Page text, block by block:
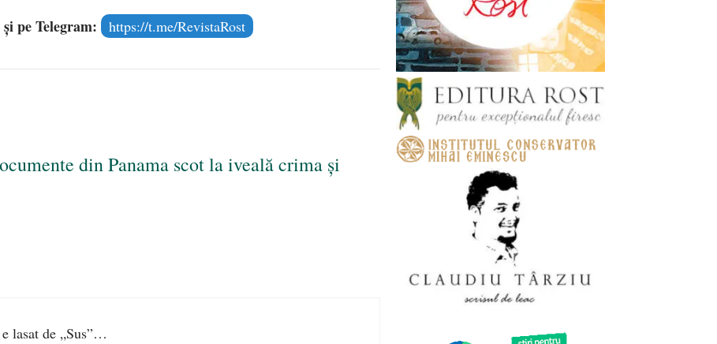
pe Telegram: https://t.me/RevistaRost
din Panama scot la iveală crima și
lasat de „Sus”…